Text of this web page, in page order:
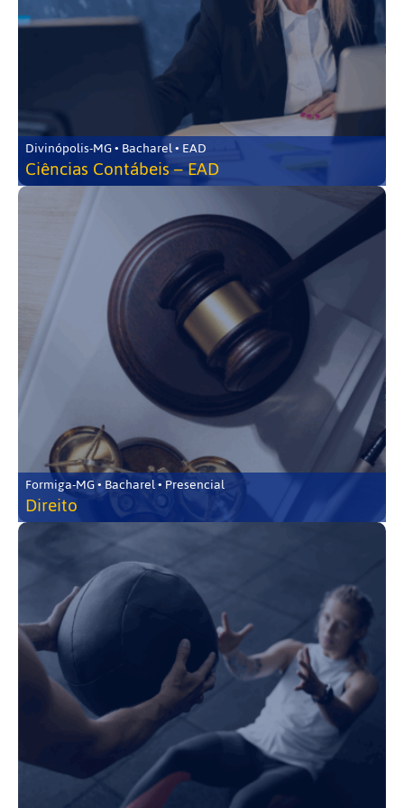
Divinópolis-MG • Bacharel • EAD
Ciências Contábeis – EAD
Formiga-MG • Bacharel • Presencial
Direito